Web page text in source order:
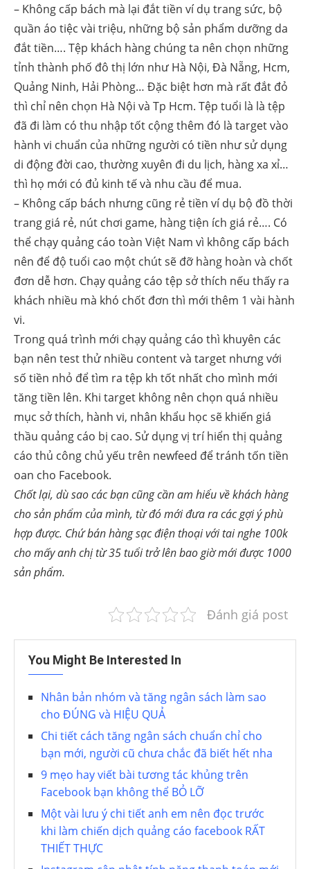
– Không cấp bách mà lại đắt tiền ví dụ trang sức, bộ
quần áo tiệc vài triệu, những bộ sản phẩm dưỡng da
đắt tiền…. Tệp khách hàng chúng ta nên chọn những
tỉnh thành phố đô thị lớn như Hà Nội, Đà Nẵng, Hcm,
Quảng Ninh, Hải Phòng… Đặc biệt hơn mà rất đắt đỏ
thì chỉ nên chọn Hà Nội và Tp Hcm. Tệp tuổi là là tệp
đã đi làm có thu nhập tốt cộng thêm đó là target vào
hành vi chuẩn của những người có tiền như sử dụng
di động đời cao, thường xuyên đi du lịch, hàng xa xỉ…
thì họ mới có đủ kinh tế và nhu cầu để mua.
– Không cấp bách nhưng cũng rẻ tiền ví dụ bộ đồ thời
trang giá rẻ, nút chơi game, hàng tiện ích giá rẻ…. Có
thể chạy quảng cáo toàn Việt Nam vì không cấp bách
nên để độ tuổi cao một chút sẽ đỡ hàng hoàn và chốt
đơn dễ hơn. Chạy quảng cáo tệp sở thích nếu thấy ra
khách nhiều mà khó chốt đơn thì mới thêm 1 vài hành
vi.
Trong quá trình mới chạy quảng cáo thì khuyên các
bạn nên test thử nhiều content và target nhưng với
số tiền nhỏ để tìm ra tệp kh tốt nhất cho mình mới
tăng tiền lên. Khi target không nên chọn quá nhiều
mục sở thích, hành vi, nhân khẩu học sẽ khiến giá
thầu quảng cáo bị cao. Sử dụng vị trí hiển thị quảng
cáo thủ công chủ yếu trên newfeed để tránh tốn tiền
oan cho Facebook.
Chốt lại, dù sao các bạn cũng cần am hiểu về khách hàng
cho sản phẩm của mình, từ đó mới đưa ra các gợi ý phù
hợp được. Chứ bán hàng sạc điện thoại với tai nghe 100k
cho mấy anh chị từ 35 tuổi trở lên bao giờ mới được 1000
sản phẩm.
Đánh giá post
You Might Be Interested In
Nhân bản nhóm và tăng ngân sách làm sao
cho ĐÚNG và HIỆU QUẢ
Chi tiết cách tăng ngân sách chuẩn chỉ cho
bạn mới, người cũ chưa chắc đã biết hết nha
9 mẹo hay viết bài tương tác khủng trên
Facebook bạn không thể BỎ LỠ
Một vài lưu ý chi tiết anh em nên đọc trước
khi làm chiến dịch quảng cáo facebook RẤT
THIẾT THỰC